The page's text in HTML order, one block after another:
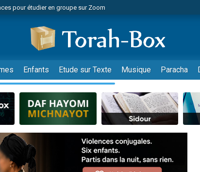
pour étudier en groupe sur Zoom
de nous rejoindre sur WhatsApp
de nous rejoindre sur WhatsApp
viennent de faire un don pour Reloger Rivka, 6 enfants, victime de
de faire un don pour 1 Journée de Vacances Pour les Enfants
de demander une bénédiction
de nous rejoindre sur WhatsApp
pour étudier en groupe sur Zoom
son Maasser
de nous rejoindre sur WhatsApp
de nous rejoindre sur WhatsApp
Enfants Etude sur Texte Musique Paracha